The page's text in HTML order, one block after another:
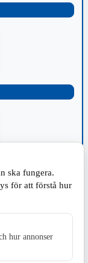
ska fungera.
för att förstå hur
hur annonser